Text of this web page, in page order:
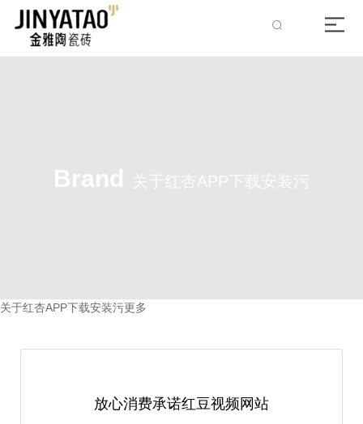
Brand 关于红杏APP下载安装污
关于红杏APP下载安装污更多
放心消费承诺红豆视频网站